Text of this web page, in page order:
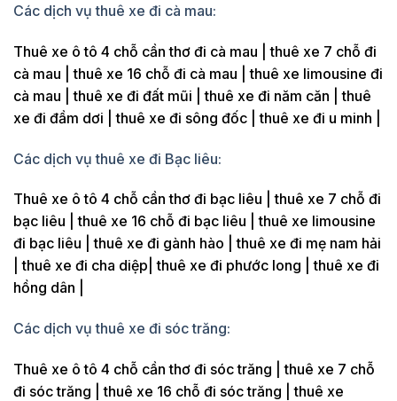
Các dịch vụ thuê xe đi cà mau:
Thuê xe ô tô 4 chỗ cần thơ đi cà mau | thuê xe 7 chỗ đi
cà mau | thuê xe 16 chỗ đi cà mau | thuê xe limousine đi
cà mau | thuê xe đi đất mũi | thuê xe đi năm căn | thuê
xe đi đầm dơi | thuê xe đi sông đốc | thuê xe đi u minh |
Các dịch vụ thuê xe đi Bạc liêu:
Thuê xe ô tô 4 chỗ cần thơ đi bạc liêu | thuê xe 7 chỗ đi
bạc liêu | thuê xe 16 chỗ đi bạc liêu | thuê xe limousine
đi bạc liêu | thuê xe đi gành hào | thuê xe đi mẹ nam hải
| thuê xe đi cha diệp| thuê xe đi phước long | thuê xe đi
hồng dân |
Các dịch vụ thuê xe đi sóc trăng:
Thuê xe ô tô 4 chỗ cần thơ đi sóc trăng | thuê xe 7 chỗ
đi sóc trăng | thuê xe 16 chỗ đi sóc trăng | thuê xe